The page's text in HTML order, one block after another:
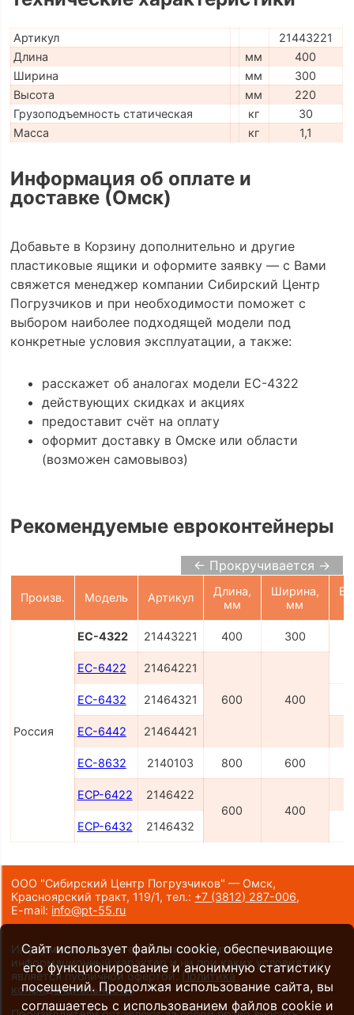
Артикул
21443221
Длина
мм
400
Ширина
мм
300
Высота
мм
220
Грузоподъемность статическая
кг
30
Масса
кг 1,1
Информация об оплате и
доставке (Омск)
Добавьте в Корзину дополнительно и другие
пластиковые ящики и оформите заявку — с Вами
свяжется менеджер компании Сибирский Центр
Погрузчиков и при необходимости поможет с
выбором наиболее подходящей модели под
конкретные условия эксплуатации, а также:
расскажет об аналогах модели ЕС-4322
действующих скидках и акциях
предоставит счёт на оплату
оформит доставку в Омске или области
(возможен самовывоз)
Рекомендуемые евроконтейнеры
← Прокручивается →
Произв. Модель Артикул
Длина,
мм
Ширина,
мм
Россия
ЕС-4322 21443221 400
300
ЕС-6422
21464221
600 400
ЕС-6432 21464321
ЕС-6442 21464421
ЕС-8632 2140103 800 600
ЕСP-6422
2146422
600
400
ЕСP-6432 2146432
ООО "Сибирский Центр Погрузчиков" — Омск,
Красноярский тракт, 119/1,тел.: +7 (3812) 287-006,
E-mail: info@pt-55.ru
Информация на сайте носит исключительно
информационный характер и ни при каких условиях не
является публичной офертой. Политика
конфиденциальности.
Сайт использует файлы cookie, обеспечивающие
его функционирование и анонимную статистику
посещений. Продолжая использование сайта, вы
соглашаетесь с использованием файлов cookie и